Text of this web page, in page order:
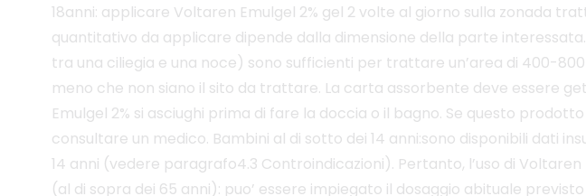
18anni: applicare Voltaren Emulgel 2% gel 2 volte al giorno sulla zonada
quantitativo da applicare dipende dalla dimensione della parte
tra una ciliegia e una noce) sono sufficienti per trattare un’area di 400-
meno che non siano il sito da trattare. La carta assorbente deve essere
Emulgel 2% si asciughi prima di fare la doccia o il bagno. Se questo
consultare un medico. Bambini al di sotto dei 14 anni:sono disponibili dati
14 anni (vedere paragrafo4.3 Controindicazioni). Pertanto, l’uso di
(al di sopra dei 65 anni): puo’ essere impiegato il dosaggio abituale